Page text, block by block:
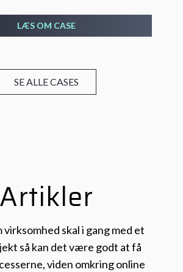
LÆS OM CASE
SE ALLE CASES
Artikler
virksomhed skal i gang med et
så kan det være godt at få
viden omkring online